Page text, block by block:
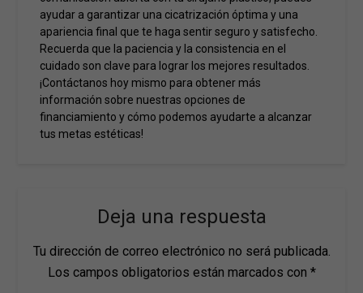
ayudar a garantizar una cicatrización óptima y una
apariencia final que te haga sentir seguro y satisfecho.
Recuerda que la paciencia y la consistencia en el
cuidado son clave para lograr los mejores resultados.
¡Contáctanos hoy mismo para obtener más
información sobre nuestras opciones de
financiamiento y cómo podemos ayudarte a alcanzar
tus metas estéticas!
Deja una respuesta
Tu dirección de correo electrónico no será publicada.
Los campos obligatorios están marcados con *